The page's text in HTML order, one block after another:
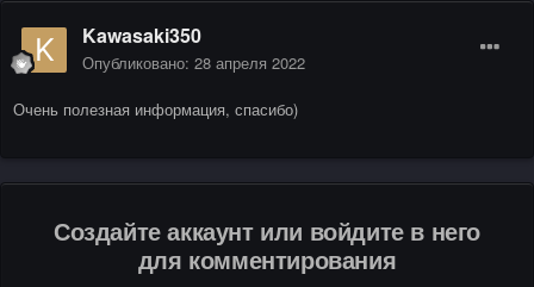
Kawasaki350
Опубликовано: 28 апреля 2022
Очень полезная информация, спасибо)
Создайте аккаунт или войдите в него
для комментирования